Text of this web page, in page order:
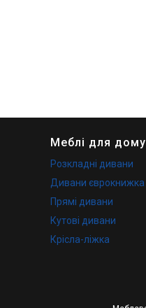
Меблі для дому
Розкладні дивани
Дивани єврокнижка
Прямі дивани
Кутові дивани
Крісла-ліжка